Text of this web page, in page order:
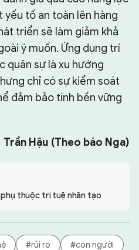
yếu tố an toàn lên hàng
triển sẽ làm giảm khả
ý muốn. Ứng dụng trí
quân sự là xu hướng
chỉ có sự kiểm soát
đảm bảo tính bền vững
Trần Hậu (Theo báo Nga)
phụ thuộc trí tuệ nhân tạo
#rủi ro
#con người